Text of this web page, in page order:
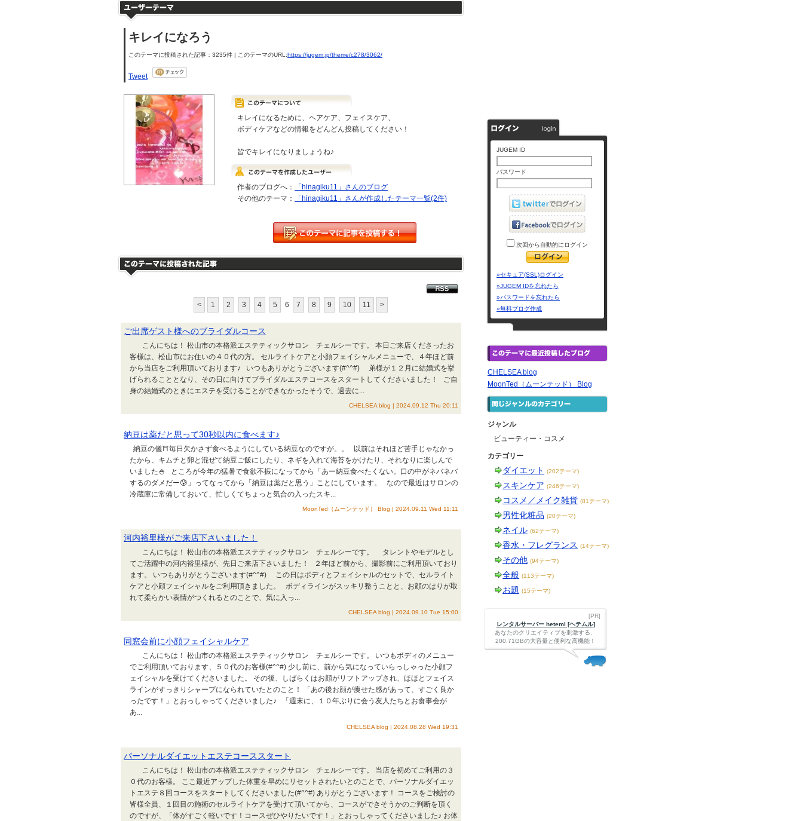
キレイになろう
このテーマに投稿された記事：3235件 | このテーマのURL:https://jugem.jp/theme/c278/3062/
Tweet
キレイになるために、ヘアケア、フェイスケア、
ボディケアなどの情報をどんどん投稿してください！
皆でキレイになりましょうね♪
作者のブログへ：
「hinagiku11」さんのブログ
その他のテーマ：
「hinagiku11」さんが作成したテーマ一覧(2件)
< 1 2 3 4 5 6 7 8 9 10 11 >
ご出席ゲスト様へのブライダルコース
こんにちは！ 松山市の本格派エステティックサロン チェルシーです。 本日ご来店くださったお
客様は、松山市にお住いの４０代の方。 セルライトケアと小顔フェイシャルメニューで、４年ほど前
から当店をご利用頂いております♪ いつもありがとうございます(#^^#) 弟様が１２月に結婚式を挙
げられることとなり、その日に向けてブライダルエステコースをスタートしてくださいました！ ご自
身の結婚式のときにエステを受けることができなかったそうで、過去に...
CHELSEA blog | 2024.09.12 Thu 20:11
納豆は薬だと思って30秒以内に食べます♪
納豆の儀⛩️毎日欠かさず食べるようにしている納豆なのですが。。 以前はそれほど苦手じゃなかっ
たから、キムチと卵と混ぜて納豆ご飯にしたり、ネギを入れて海苔をかけたり、それなりに楽しんで
いました🍚 ところが今年の猛暑で食欲不振になってから「あー納豆食べたくない。口の中がネバネバ
するのダメだー😰」ってなってから「納豆は薬だと思う」ことにしています。 なので最近はサロンの
冷蔵庫に常備しておいて、忙しくてちょっと気合の入ったスキ...
MoonTed（ムーンテッド） Blog | 2024.09.11 Wed 11:11
河内裕里様がご来店下さいました！
こんにちは！ 松山市の本格派エステティックサロン チェルシーです。 タレントやモデルとし
てご活躍中の河内裕里様が、先日ご来店下さいました！ ２年ほど前から、撮影前にご利用頂いており
ます。 いつもありがとうございます(#^^#) この日はボディとフェイシャルのセットで、セルライト
ケアと小顔フェイシャルをご利用頂きました。 ボディラインがスッキリ整うことと、お顔のはりが取
れて柔らかい表情がつくれるとのことで、気に入っ...
CHELSEA blog | 2024.09.10 Tue 15:00
同窓会前に小顔フェイシャルケア
こんにちは！ 松山市の本格派エステティックサロン チェルシーです。 いつもボディのメニュー
でご利用頂いております、５０代のお客様(#^^#) 少し前に、前から気になっていらっしゃった小顔フ
ェイシャルを受けてくださいました。 その後、しばらくはお顔がリフトアップされ、ほほとフェイス
ラインがすっきりシャープになられていたとのこと！ 「あの後お顔が痩せた感があって、すごく良か
ったです！」とおっしゃってくださいました♪ 「週末に、１０年ぶりに会う友人たちとお食事会が
あ...
CHELSEA blog | 2024.08.28 Wed 19:31
パーソナルダイエットエステコーススタート
こんにちは！ 松山市の本格派エステティックサロン チェルシーです。 当店を初めてご利用の３
０代のお客様。 ここ最近アップした体重を早めにリセットされたいとのことで、パーソナルダイエッ
トエステ８回コースをスタートしてくださいました(#^^#) ありがとうございます！ コースをご検討の
皆様全員、１回目の施術のセルライトケアを受けて頂いてから、コースができそうかのご判断を頂く
のですが、「体がすごく軽いです！コースぜひやりたいです！」とおっしゃってくださいました♪ お体
JUGEM ID
パスワード
次回から自動的にログイン
»セキュア(SSL)ログイン
»JUGEM IDを忘れたら
»パスワードを忘れたら
»無料ブログ作成
CHELSEA blog
MoonTed（ムーンテッド） Blog
ジャンル
ビューティー・コスメ
カテゴリー
ダイエット (202テーマ)
スキンケア (246テーマ)
コスメ／メイク雑貨 (81テーマ)
男性化粧品 (20テーマ)
ネイル (62テーマ)
香水・フレグランス (14テーマ)
その他 (94テーマ)
全般 (113テーマ)
お題 (15テーマ)
[PR]
レンタルサーバー heteml [ヘテムル]
あなたのクリエイティブを刺激する、
200.71GBの大容量と便利な高機能！